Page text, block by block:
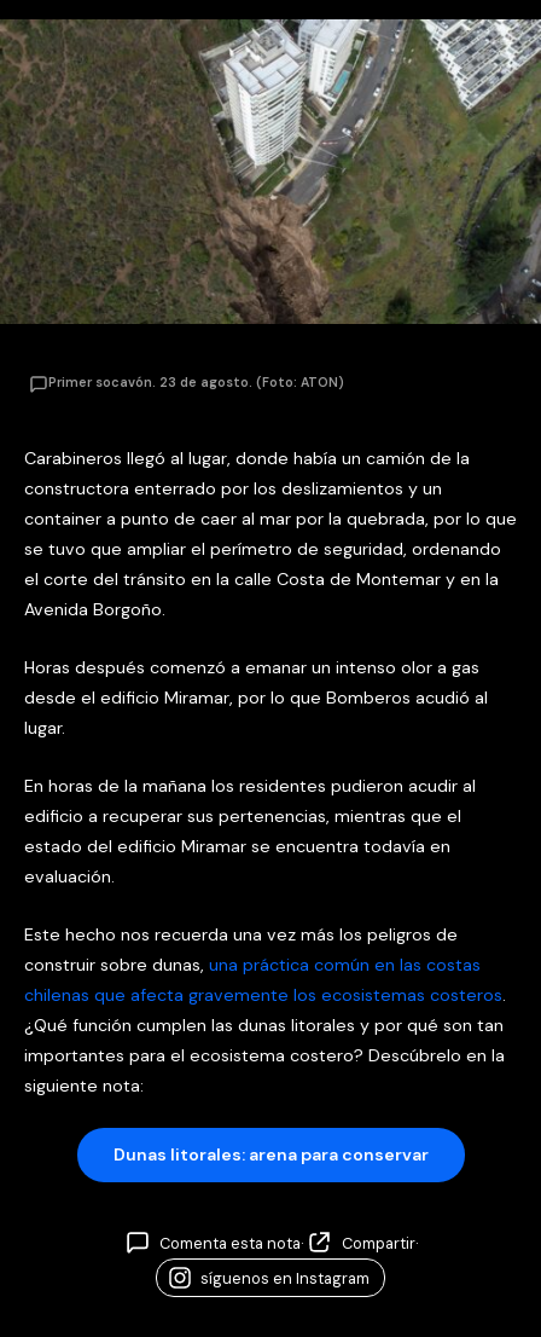
Primer socavón. 23 de agosto. (Foto: ATON)
Carabineros llegó al lugar, donde había un camión de la
constructora enterrado por los deslizamientos y un
container a punto de caer al mar por la quebrada, por lo que
se tuvo que ampliar el perímetro de seguridad, ordenando
el corte del tránsito en la calle Costa de Montemar y en la
Avenida Borgoño.
Horas después comenzó a emanar un intenso olor a gas
desde el edificio Miramar, por lo que Bomberos acudió al
lugar.
En horas de la mañana los residentes pudieron acudir al
edificio a recuperar sus pertenencias, mientras que el
estado del edificio Miramar se encuentra todavía en
evaluación.
Este hecho nos recuerda una vez más los peligros de
construir sobre dunas, una práctica común en las costas
chilenas que afecta gravemente los ecosistemas costeros.
¿Qué función cumplen las dunas litorales y por qué son tan
importantes para el ecosistema costero? Descúbrelo en la
siguiente nota:
Dunas litorales: arena para conservar
Comenta esta nota· Compartir·
síguenos en Instagram